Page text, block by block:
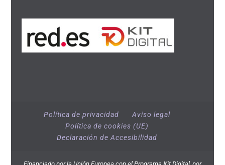
Política de privacidad
Aviso legal
Política de cookies (UE)
Declaración de Accesibilidad